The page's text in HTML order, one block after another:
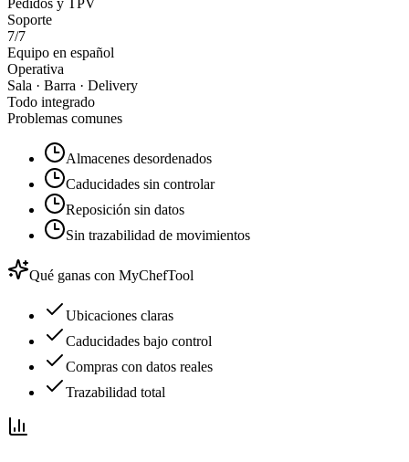
Soporte
7/7
Equipo en español
Operativa
Sala · Barra · Delivery
Todo integrado
Problemas comunes
Almacenes desordenados
Caducidades sin controlar
Reposición sin datos
Sin trazabilidad de movimientos
Qué ganas con MyChefTool
Ubicaciones claras
Caducidades bajo control
Compras con datos reales
Trazabilidad total